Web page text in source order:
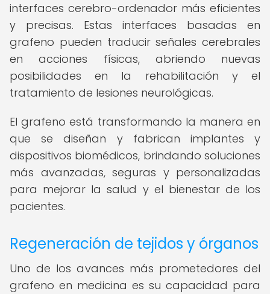
interfaces cerebro-ordenador más eficientes
y precisas. Estas interfaces basadas en
grafeno pueden traducir señales cerebrales
en acciones físicas, abriendo nuevas
posibilidades en la rehabilitación y el
tratamiento de lesiones neurológicas.
El grafeno está transformando la manera en
que se diseñan y fabrican implantes y
dispositivos biomédicos, brindando soluciones
más avanzadas, seguras y personalizadas
para mejorar la salud y el bienestar de los
pacientes.
Regeneración de tejidos y órganos
Uno de los avances más prometedores del
grafeno en medicina es su capacidad para